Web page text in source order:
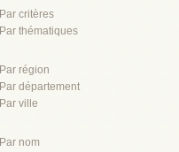
Par critères
Par thématiques
Par région
Par département
Par ville
Par nom